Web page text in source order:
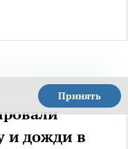
Принять
и дожди в